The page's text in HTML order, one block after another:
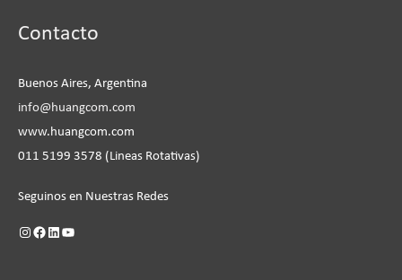
Contacto
Buenos Aires, Argentina
info@huangcom.com
www.huangcom.com
011 5199 3578 (Lineas Rotativas)
Seguinos en Nuestras Redes